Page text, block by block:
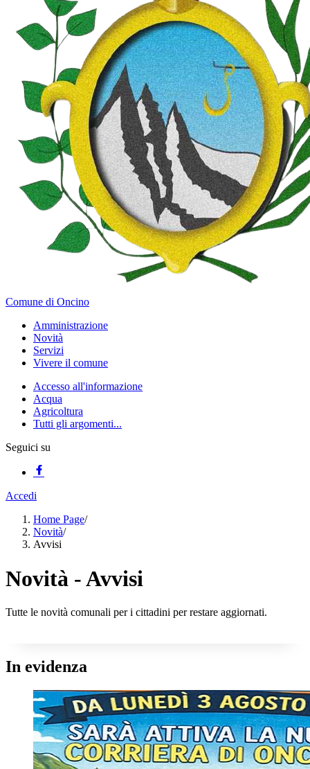
Comune di Oncino
Amministrazione
Novità
Servizi
Vivere il comune
Accesso all'informazione
Acqua
Agricoltura
Tutti gli argomenti...
Seguici su
Accedi
Home Page/
Novità/
Avvisi
Novità - Avvisi
Tutte le novità comunali per i cittadini per restare aggiornati.
In evidenza